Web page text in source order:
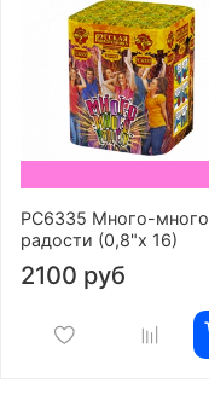
РС6335 Много-много
радости (0,8"х 16)
2100 руб